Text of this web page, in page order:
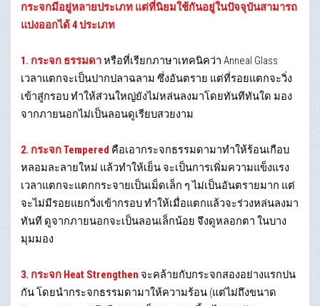
กระจกมีอยู่หลายประเภท แต่ที่นิยมใช้กันอยู่ในปัจจุบันสามารถ
แบ่งออกได้ 4 ประเภท
1. กระจก ธรรมดาหรือที่เรียกภาษาเทคนิคว่า Anneal Glass
เวลาแตกจะเป็นปากปลาฉลาม ซึ่งอันตราย แต่ที่รอยแตกจะวิ่ง
เข้าสู่กรอบ ทำให้ส่วนใหญ่ยังไม่หล่นลงมาโดยทันทีทันใด มอง
จากภายนอกไม่เป็นลอนดูเรียบสวยงาม
2. กระจก Tempered คือเอากระจกธรรมดามาทำให้ร้อนเกือบ
หลอมละลายใหม่ แล้วทำให้เย็น จะเป็นการเพิ่มความแข็งแรง
เวลาแตกจะแตกกระจายเป็นเม็ดเล็ก ๆ ไม่เป็นอันตรายมาก แต่
จะไม่มีรอยแยกวิ่งเข้ากรอบ ทำให้เมื่อแตกแล้วจะร่วงหล่นลงมา
ทันที ดูจากภายนอกจะเป็นลอนเล็กน้อย จึงดูหลอกตา ในบาง
มุมมอง
3. กระจก Heat Strengthen จะคล้ายกับกระจกสองอย่างแรกปน
กัน โดยนำกระจกธรรมดามาให้ความร้อน (แต่ไม่ถึงขนาด